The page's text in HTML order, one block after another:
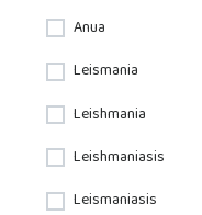
Anua
Leismania
Leishmania
Leishmaniasis
Leismaniasis